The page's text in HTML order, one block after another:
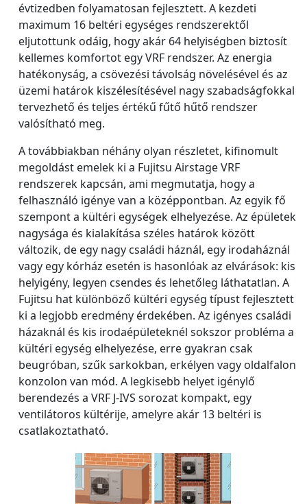
évtizedben folyamatosan fejlesztett. A kezdeti
maximum 16 beltéri egységes rendszerektől
eljutottunk odáig, hogy akár 64 helyiségben biztosít
kellemes komfortot egy VRF rendszer. Az energia
hatékonyság, a csövezési távolság növelésével és az
üzemi határok kiszélesítésével nagy szabadságfokkal
tervezhető és teljes értékű fűtő hűtő rendszer
valósítható meg.
A továbbiakban néhány olyan részletet, kifinomult
megoldást emelek ki a Fujitsu Airstage VRF
rendszerek kapcsán, ami megmutatja, hogy a
felhasználó igénye van a középpontban. Az egyik fő
szempont a kültéri egységek elhelyezése. Az épületek
nagysága és kialakítása széles határok között
változik, de egy nagy családi háznál, egy irodaháznál
vagy egy kórház esetén is hasonlóak az elvárások: kis
helyigény, legyen csendes és lehetőleg láthatatlan. A
Fujitsu hat különböző kültéri egység típust fejlesztett
ki a legjobb eredmény érdekében. Az igényes családi
házaknál és kis irodaépületeknél sokszor probléma a
kültéri egység elhelyezése, erre gyakran csak
beugróban, szűk sarkokban, erkélyen vagy oldalfalon
konzolon van mód. A legkisebb helyet igénylő
berendezés a VRF J-IVS sorozat kompakt, egy
ventilátoros kültérije, amelyre akár 13 beltéri is
csatlakoztatható.